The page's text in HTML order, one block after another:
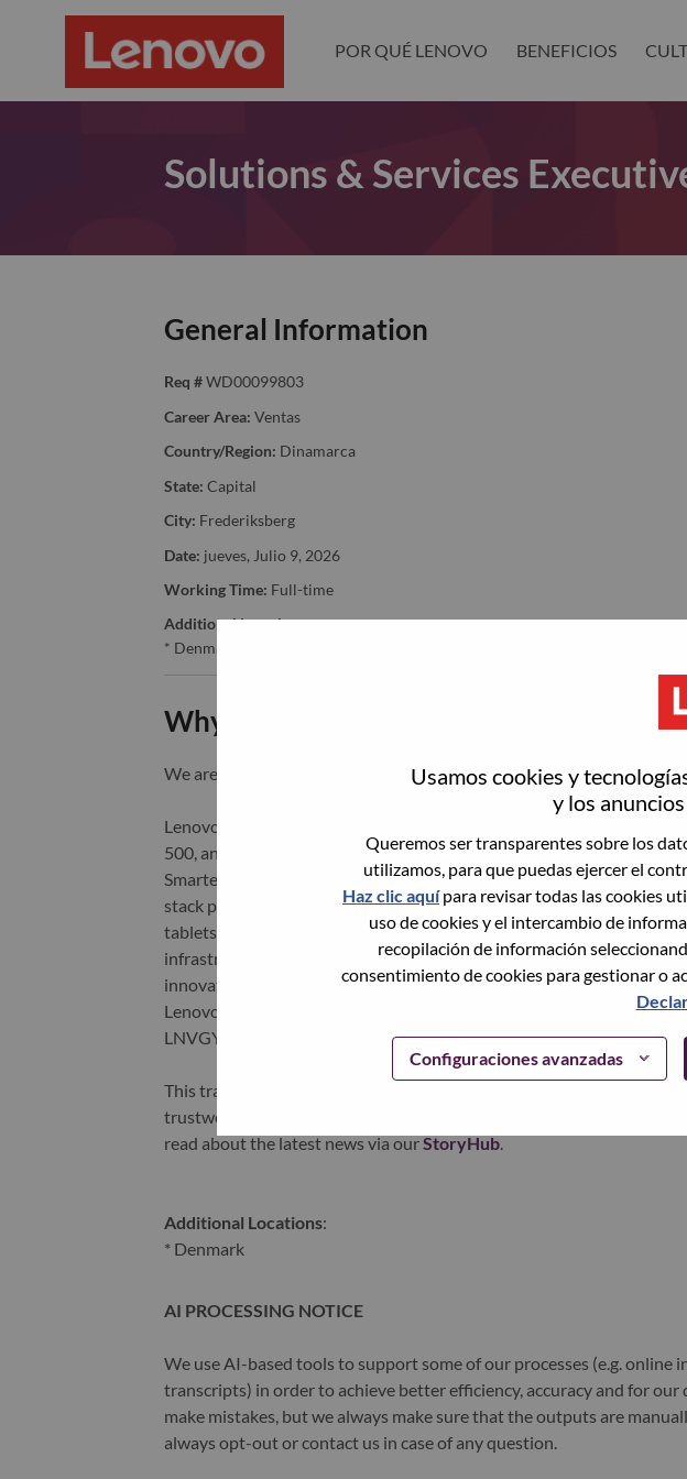
Usamos cookies y
y los
Queremos ser transparentes sobre los
utilizamos, para que puedas ejercer el
Haz clic aquípara revisar todas las cookies
uso de cookies y el intercambio de
recopilación de información
consentimiento de cookies para gestionar o
Configuraciones avanzadas
POR QUÉ LENOVO BENEFICIOS
Solutions & Services
General Information
Req # WD00099803
Career Area: Ventas
Country/Region: Dinamarca
State: Capital
City: Frederiksberg
Date: jueves, Julio 9, 2026
Working Time: Full-time
Additional Locations:
* Denmark
Why Work at Lenovo
We are Lenovo. We do what we say. We own what we do. We WOW
Lenovo is a US$83 billion revenue global technology powerhouse,
500, and serving millions of customers every day in 180 markets.
Smarter Technology for All, Lenovo has built on its success as the
stack portfolio of AI-enabled, AI-ready, and AI-optimized devices
tablets), infrastructure (server, storage, edge, high performance
infrastructure), software, solutions, and services. Lenovo’s
innovation is building a more equitable, trustworthy, and smarter
Lenovo is listed on the Hong Kong stock exchange under Lenovo
LNVGY).
This transformation together with Lenovo’s world-changing
trustworthy, and smarter future for everyone, everywhere. To find out
read about the latest news via ourStoryHub.
Additional Locations:
* Denmark
AI PROCESSING NOTICE
We use AI-based tools to support some of our processes (e.g. online
transcripts) in order to achieve better efficiency, accuracy and for
make mistakes, but we always make sure that the outputs are
always opt-out or contact us in case of any question.